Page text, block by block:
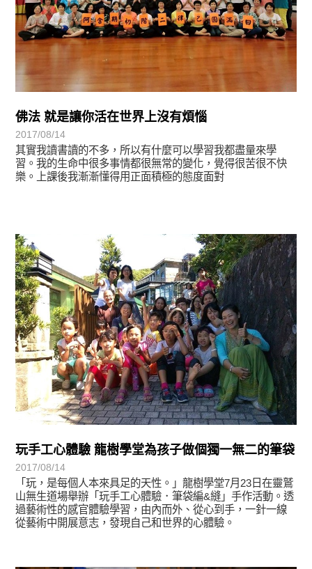
佛法 就是讓你活在世界上沒有煩惱
2017/08/14
其實我讀書讀的不多，所以有什麼可以學習我都盡量來學
習。我的生命中很多事情都很無常的變化，覺得很苦很不快
樂。上課後我漸漸懂得用正面積極的態度面對
玩手工心體驗 龍樹學堂為孩子做個獨一無二的筆袋
2017/08/14
「玩，是每個人本來具足的天性。」龍樹學堂7月23日在靈鷲
山無生道場舉辦「玩手工心體驗．筆袋編&縫」手作活動。透
過藝術性的感官體驗學習，由內而外、從心到手，一針一線
從藝術中開展意志，發現自己和世界的心體驗。
學習分享